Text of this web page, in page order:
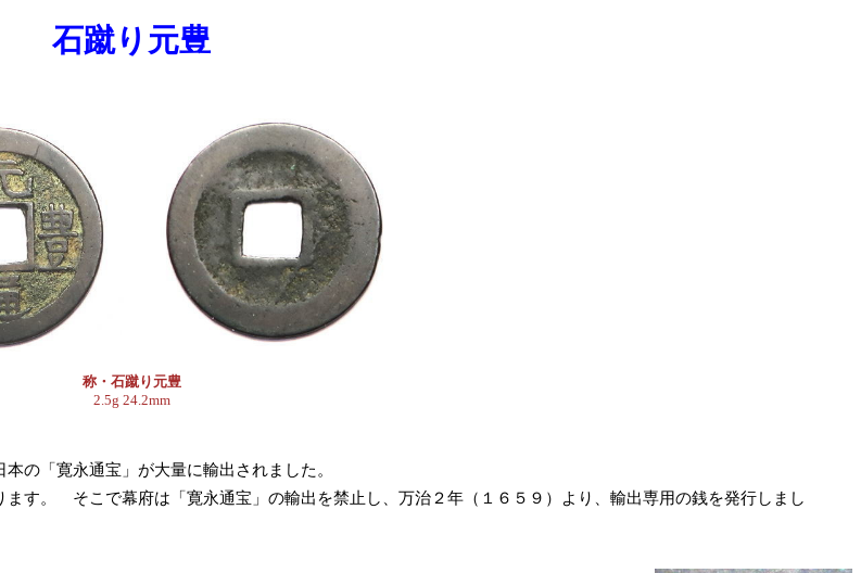
石蹴り元豊
称・石蹴り元豊
2.5g 24.2mm
の「寛永通宝」が大量に輸出されました。
す。 そこで幕府は「寛永通宝」の輸出を禁止し、万治２年（１６５９）より、輸出専用の銭を発行しまし